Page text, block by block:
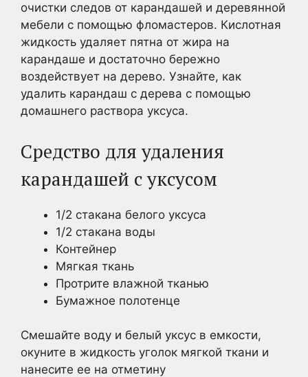
очистки следов от карандашей и деревянной
мебели с помощью фломастеров. Кислотная
жидкость удаляет пятна от жира на
карандаше и достаточно бережно
воздействует на дерево. Узнайте, как
удалить карандаш с дерева с помощью
домашнего раствора уксуса.
Средство для удаления
карандашей с уксусом
1/2 стакана белого уксуса
1/2 стакана воды
Контейнер
Мягкая ткань
Протрите влажной тканью
Бумажное полотенце
Смешайте воду и белый уксус в емкости,
окуните в жидкость уголок мягкой ткани и
нанесите ее на отметину